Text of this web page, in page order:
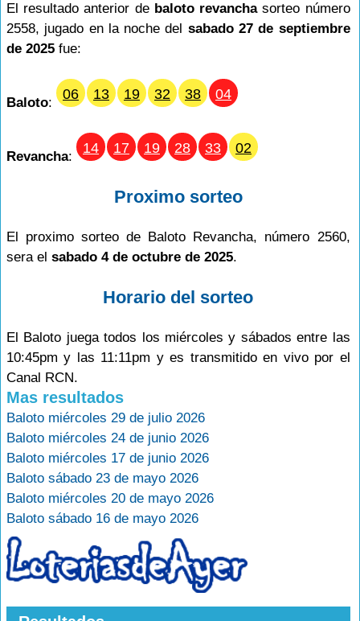
El resultado anterior de baloto revanchasorteo número
2558, jugado en la noche del sabado 27 de septiembre
de 2025 fue:
Baloto:
06 13 19 32 38 04
Revancha:
14 17 19 28 33 02
Proximo sorteo
El proximo sorteo de Baloto Revancha, número 2560,
sera el sabado 4 de octubre de 2025.
Horario del sorteo
El Baloto juega todos los miércoles y sábados entre las
10:45pm y las 11:11pm y es transmitido en vivo por el
Canal RCN.
Mas resultados
Baloto miércoles 29 de julio 2026
Baloto miércoles 24 de junio 2026
Baloto miércoles 17 de junio 2026
Baloto sábado 23 de mayo 2026
Baloto miércoles 20 de mayo 2026
Baloto sábado 16 de mayo 2026